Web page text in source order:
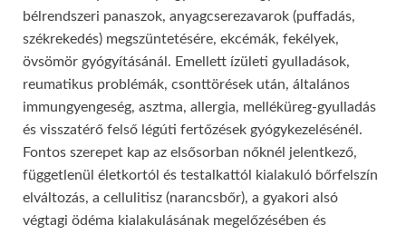
bélrendszeri panaszok, anyagcserezavarok (puffadás,
székrekedés) megszüntetésére, ekcémák, fekélyek,
övsömör gyógyításánál. Emellett ízületi gyulladások,
reumatikus problémák, csonttörések után, általános
immungyengeség, asztma, allergia, melléküreg-gyulladás
és visszatérő felső légúti fertőzések gyógykezelésénél.
Fontos szerepet kap az elsősorban nőknél jelentkező,
függetlenül életkortól és testalkattól kialakuló bőrfelszín
elváltozás, a cellulitisz (narancsbőr), a gyakori alsó
végtagi ödéma kialakulásának megelőzésében és